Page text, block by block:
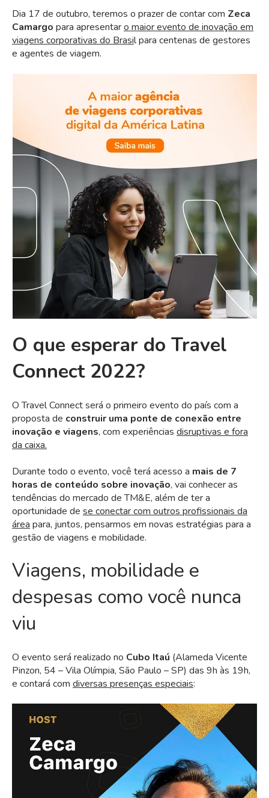
Dia 17 de outubro, teremos o prazer de contar com Zeca
Camargo para apresentaro maior evento de inovação em
viagens corporativas do Brasil para centenas de gestores
e agentes de viagem.
O que esperar do Travel
Connect 2022?
O Travel Connect será o primeiro evento do país com a
proposta de construir uma ponte de conexão entre
inovação e viagens, com experiências disruptivas e fora
da caixa.
Durante todo o evento, você terá acesso a mais de 7
horas de conteúdo sobre inovação, vai conhecer as
tendências do mercado de TM&E, além de ter a
oportunidade de se conectar com outros profissionais da
área para, juntos, pensarmos em novas estratégias para a
gestão de viagens e mobilidade.
Viagens, mobilidade e
despesas como você nunca
viu
O evento será realizado no Cubo Itaú (Alameda Vicente
Pinzon, 54 – Vila Olímpia, São Paulo – SP) das 9h às 19h,
e contará com diversas presenças especiais: